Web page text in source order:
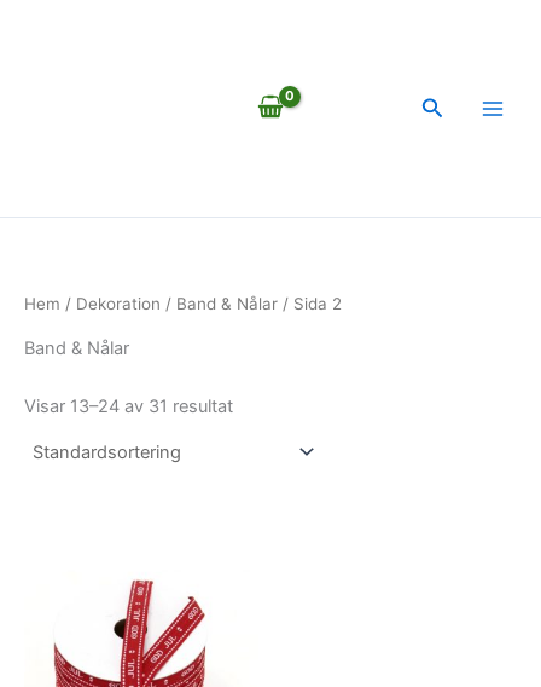
Sök
Hem / Dekoration / Band & Nålar / Sida 2
Band & Nålar
Visar 13–24 av 31 resultat